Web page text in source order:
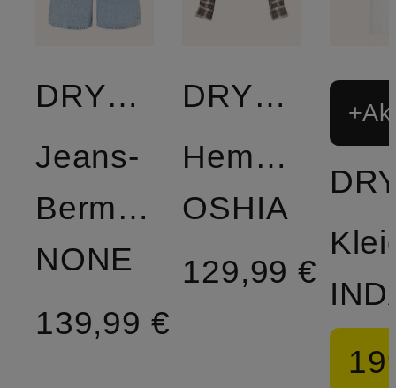
DRYKORN
Jeans-
Bermudas
NONE
139,99 €
DRYKORN
Hemdbluse
OSHIA
129,99 €